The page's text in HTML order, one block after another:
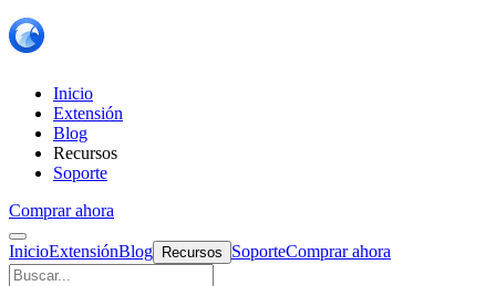
Inicio
Extensión
Blog
Recursos
Soporte
Comprar ahora
InicioExtensiónBlog Recursos SoporteComprar ahora